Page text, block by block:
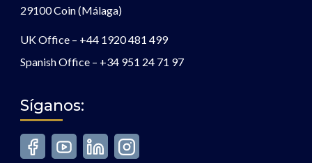
29100 Coin (Málaga)
UK Office – +44 1920 481 499
Spanish Office – +34 951 24 71 97
Síganos: